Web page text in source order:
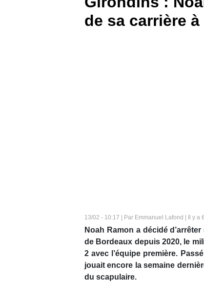
de sa carrière à
13/02 - 10:17 | Par Emmanuel Lafond | Il y a
Noah Ramon a décidé
de Bordeaux depuis 2020, le
2 avec l’équipe première.
jouait encore la semaine
du scapulaire.